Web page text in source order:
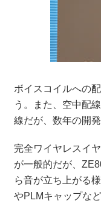
ボイスコイルへの
う。また、空中配
線だが、数年の開
完全ワイヤレスイ
が一般的だが、
ら音が立ち上がる
やPLMキャップな